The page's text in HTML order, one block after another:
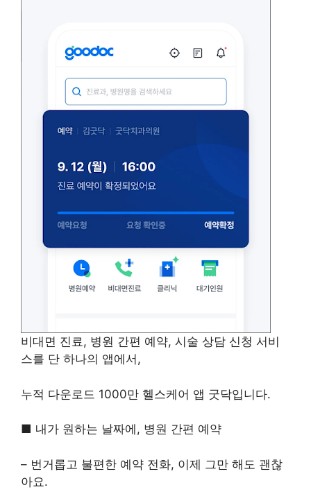
비대면 진료, 병원 간편 예약, 시술 상담 신청 서비
스를 단 하나의 앱에서,
누적 다운로드 1000만 헬스케어 앱 굿닥입니다.
■ 내가 원하는 날짜에, 병원 간편 예약
– 번거롭고 불편한 예약 전화, 이제 그만 해도 괜찮
아요.